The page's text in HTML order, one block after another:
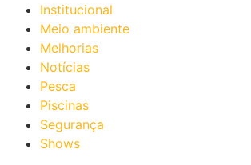
Institucional
Meio ambiente
Melhorias
Notícias
Pesca
Piscinas
Segurança
Shows